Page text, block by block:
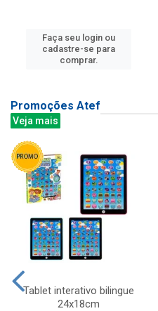
Faça seu login ou
cadastre-se para
comprar.
Promoções Atef
Veja mais
Tablet interativo bilingue
24x18cm